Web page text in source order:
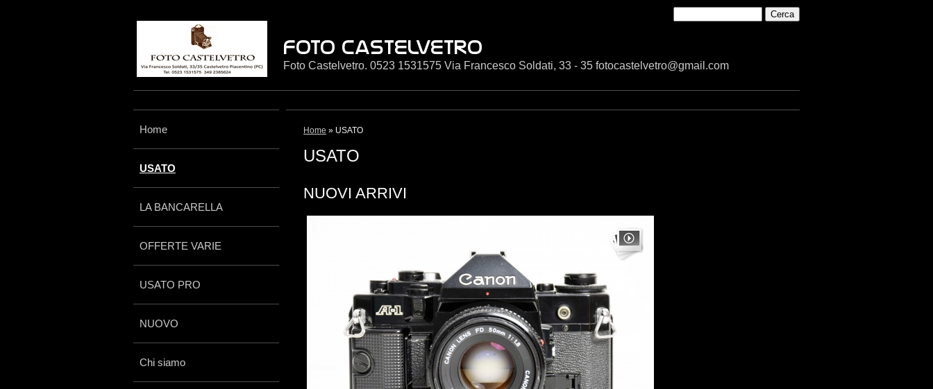
Foto Castelvetro. 0523 1531575 Via Francesco Soldati, 33 - 35 fotocastelvetro@gmail.com
Home
USATO
LA BANCARELLA
OFFERTE VARIE
USATO PRO
NUOVO
Chi siamo
Home » USATO
USATO
NUOVI ARRIVI